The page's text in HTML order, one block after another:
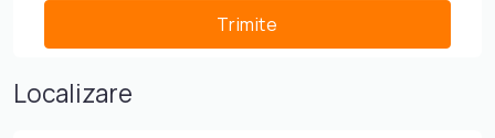
Localizare